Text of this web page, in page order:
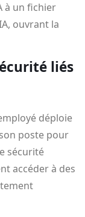
à un fichier
ouvrant la
liés
déploie
poste pour
sécurité
accéder à des